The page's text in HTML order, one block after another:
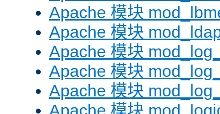
Apache 模块
Apache 模块
Apache 模块
Apache 模块
Apache 模块
Apache 模块